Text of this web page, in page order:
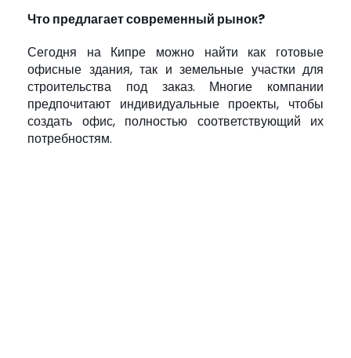
Что предлагает современный рынок?
Сегодня на Кипре можно найти как готовые
офисные здания, так и земельные участки для
строительства под заказ. Многие компании
предпочитают индивидуальные проекты, чтобы
создать офис, полностью соответствующий их
потребностям.